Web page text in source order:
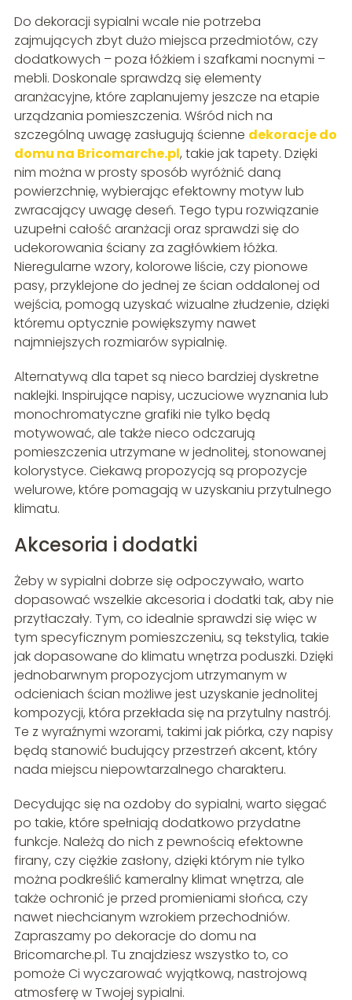
Do dekoracji sypialni wcale nie potrzeba
zajmujących zbyt dużo miejsca przedmiotów, czy
dodatkowych – poza łóżkiem i szafkami nocnymi –
mebli. Doskonale sprawdzą się elementy
aranżacyjne, które zaplanujemy jeszcze na etapie
urządzania pomieszczenia. Wśród nich na
szczególną uwagę zasługują ścienne dekoracje do
domu na Bricomarche.pl, takie jak tapety. Dzięki
nim można w prosty sposób wyróżnić daną
powierzchnię, wybierając efektowny motyw lub
zwracający uwagę deseń. Tego typu rozwiązanie
uzupełni całość aranżacji oraz sprawdzi się do
udekorowania ściany za zagłówkiem łóżka.
Nieregularne wzory, kolorowe liście, czy pionowe
pasy, przyklejone do jednej ze ścian oddalonej od
wejścia, pomogą uzyskać wizualne złudzenie, dzięki
któremu optycznie powiększymy nawet
najmniejszych rozmiarów sypialnię.
Alternatywą dla tapet są nieco bardziej dyskretne
naklejki. Inspirujące napisy, uczuciowe wyznania lub
monochromatyczne grafiki nie tylko będą
motywować, ale także nieco odczarują
pomieszczenia utrzymane w jednolitej, stonowanej
kolorystyce. Ciekawą propozycją są propozycje
welurowe, które pomagają w uzyskaniu przytulnego
klimatu.
Akcesoria i dodatki
Żeby w sypialni dobrze się odpoczywało, warto
dopasować wszelkie akcesoria i dodatki tak, aby nie
przytłaczały. Tym, co idealnie sprawdzi się więc w
tym specyficznym pomieszczeniu, są tekstylia, takie
jak dopasowane do klimatu wnętrza poduszki. Dzięki
jednobarwnym propozycjom utrzymanym w
odcieniach ścian możliwe jest uzyskanie jednolitej
kompozycji, która przekłada się na przytulny nastrój.
Te z wyraźnymi wzorami, takimi jak piórka, czy napisy
będą stanowić budujący przestrzeń akcent, który
nada miejscu niepowtarzalnego charakteru.
Decydując się na ozdoby do sypialni, warto sięgać
po takie, które spełniają dodatkowo przydatne
funkcje. Należą do nich z pewnością efektowne
firany, czy ciężkie zasłony, dzięki którym nie tylko
można podkreślić kameralny klimat wnętrza, ale
także ochronić je przed promieniami słońca, czy
nawet niechcianym wzrokiem przechodniów.
Zapraszamy po dekoracje do domu na
Bricomarche.pl. Tu znajdziesz wszystko to, co
pomoże Ci wyczarować wyjątkową, nastrojową
atmosferę w Twojej sypialni.